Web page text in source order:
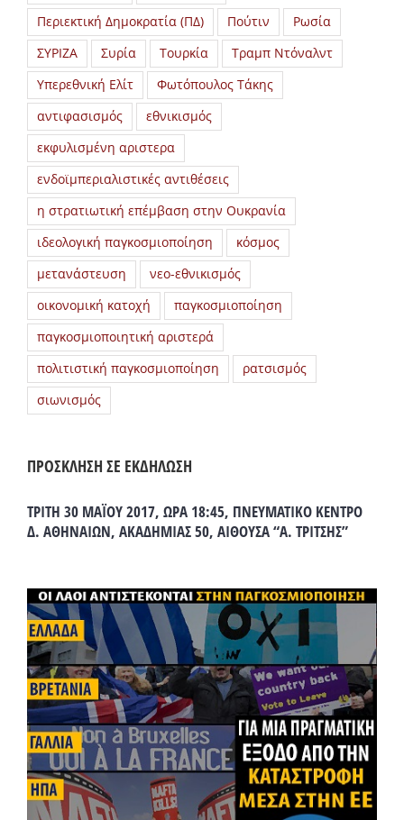
Περιεκτική Δημοκρατία (ΠΔ)
Πούτιν
Ρωσία
ΣΥΡΙΖΑ
Συρία Τουρκία
Τραμπ Ντόναλντ
Υπερεθνική Ελίτ
Φωτόπουλος Τάκης
αντιφασισμός
εθνικισμός
εκφυλισμένη αριστερα
ενδοϊμπεριαλιστικές αντιθέσεις
η στρατιωτική επέμβαση στην Ουκρανία
ιδεολογική παγκοσμιοποίηση
κόσμος
μετανάστευση
νεο-εθνικισμός
οικονομική κατοχή
παγκοσμιοποίηση
παγκοσμιοποιητική αριστερά
πολιτιστική παγκοσμιοποίηση
ρατσισμός
σιωνισμός
ΠΡΟΣΚΛΗΣΗ ΣΕ ΕΚΔΗΛΩΣΗ
ΤΡΙΤΗ 30 ΜΑΪΟΥ 2017, ΩΡΑ 18:45, ΠΝΕΥΜΑΤΙΚΟ ΚΕΝΤΡΟ
Δ. ΑΘΗΝΑΙΩΝ, ΑΚΑΔΗΜΙΑΣ 50, ΑΙΘΟΥΣΑ “Α. ΤΡΙΤΣΗΣ”